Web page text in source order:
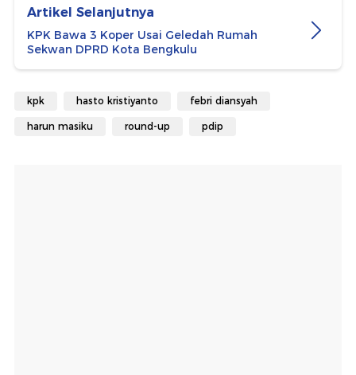
Artikel Selanjutnya
KPK Bawa 3 Koper Usai Geledah Rumah
Sekwan DPRD Kota Bengkulu
kpk hasto kristiyanto febri diansyah
harun masiku round-up pdip